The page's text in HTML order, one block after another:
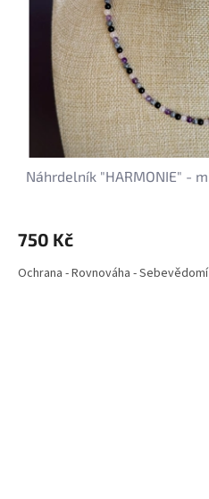
Náhrdelník "HARMONIE" -
750 Kč
Ochrana - Rovnováha - Sebevědomí